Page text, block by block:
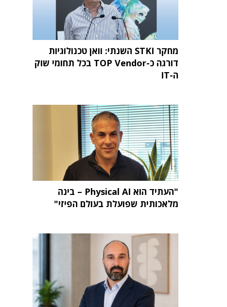
מחקר STKI השנתי: וואן טכנולוגיות
דורגה כ-TOP Vendor בכל תחומי שוק
ה-IT
"העתיד הוא Physical AI – בינה
מלאכותית שפועלת בעולם הפיזי"